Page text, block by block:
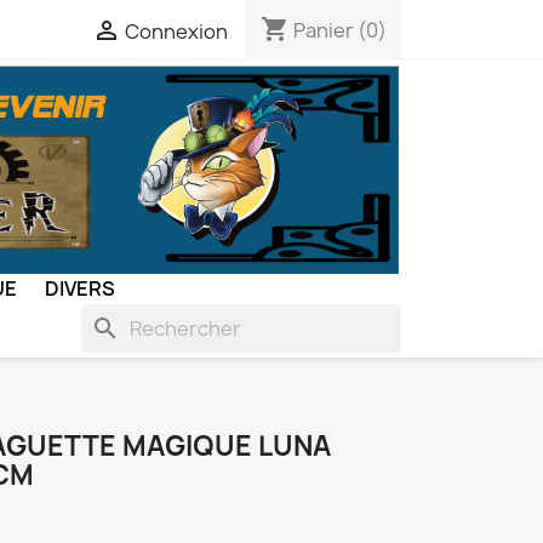
 Connexion shopping_cart Panier (0)
DIVERS
search
MAGIQUE LUNA